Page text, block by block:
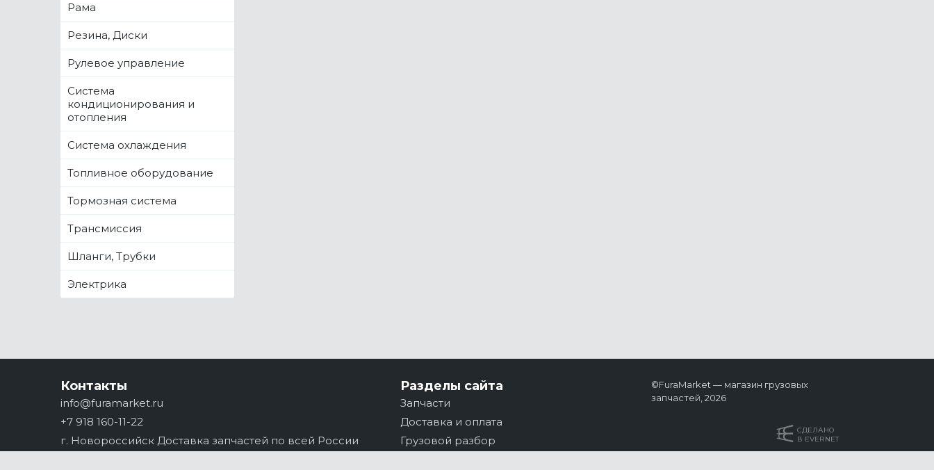
Рама
Резина, Диски
Рулевое управление
Система
кондиционирования и
отопления
Система охлаждения
Топливное оборудование
Тормозная система
Трансмиссия
Шланги, Трубки
Электрика
Контакты
info@furamarket.ru
+7 918 160-11-22
г. Новороссийск Доставка запчастей по всей России
Разделы сайта
Запчасти
Доставка и оплата
Грузовой разбор
©FuraMarket — магазин грузовых
запчастей, 2026
СДЕЛАНО
В EVERNET